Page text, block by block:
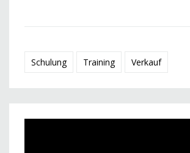
Schulung Training Verkauf